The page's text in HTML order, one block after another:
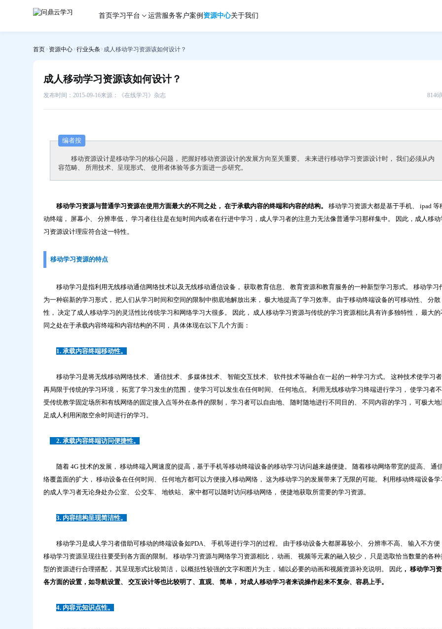
首页学习平台 运营服务客户案例 资源中心关于我们
首页 资源中心 行业头条 成人移动学习资源该如何设计？
成人移动学习资源该如何设计？
发布时间：2015-09-16来源：《在线学习》杂志 8146
编者按
移动资源设计是移动学习的核心问题， 把握好移动资源设计的发展方向至关重要。 未来进行移动学习资源设计时， 我们必须从内
容范畴、 所用技术、呈现形式、 使用者体验等多方面进一步研究。
移动学习资源与普通学习资源在使用方面最大的不同之处， 在于承载内容的终端和内容的结构。 移动学习资源大都是基于手机、 ipad 等
动终端， 屏幕小、 分辨率低， 学习者往往是在短时间内或者在行进中学习，成人学习者的注意力无法像普通学习那样集中。 因此，成人移动
习资源设计理应符合这一特性。
移动学习资源的特点
移动学习是指利用无线移动通信网络技术以及无线移动通信设备， 获取教育信息、 教育资源和教育服务的一种新型学习形式。 移动学习
为一种崭新的学习形式， 把人们从学习时间和空间的限制中彻底地解放出来， 极大地提高了学习效率。 由于移动终端设备的可移动性、 分散
性， 决定了成人移动学习的灵活性比传统学习和网络学习大很多。 因此， 成人移动学习资源与传统的学习资源相比具有许多独特性， 最大的
同之处在于承载内容终端和内容结构的不同， 具体体现在以下几个方面：
1. 承载内容终端移动性。
移动学习是将无线移动网络技术、 通信技术、 多媒体技术、 智能交互技术、 软件技术等融合在一起的一种学习方式。 这种技术使学习
再局限于传统的学习环境， 拓宽了学习发生的范围， 使学习可以发生在任何时间、 任何地点。 利用无线移动学习终端进行学习， 使学习者
受传统教学固定场所和有线网络的固定接入点等外在条件的限制， 学习者可以自由地、 随时随地进行不同目的、 不同内容的学习， 可极大地
足成人利用闲散空余时间进行的学习。
2. 承载内容终端访问便捷性。
随着 4G 技术的发展， 移动终端入网速度的提高，基于手机等移动终端设备的移动学习访问越来越便捷。 随着移动网络带宽的提高、 通
络覆盖面的扩大， 移动设备在任何时间、 任何地方都可以方便接入移动网络， 这为移动学习的发展带来了无限的可能。 利用移动终端设备学
的成人学习者无论身处办公室、 公交车、 地铁站、 家中都可以随时访问移动网络， 便捷地获取所需要的学习资源。
3. 内容结构呈现简洁性。
移动学习是成人学习者借助可移动的终端设备如PDA、 手机等进行学习的过程。 由于移动设备大都屏幕较小、 分辨率不高、 输入不方便
移动学习资源呈现往往要受到各方面的限制。 移动学习资源与网络学习资源相比， 动画、 视频等元素的融入较少， 只是选取恰当数量的各种
型的资源进行合理搭配， 其呈现形式比较简洁， 以概括性较强的文字和图片为主， 辅以必要的动画和视频资源补充说明。 因此， 移动学习
各方面的设置，如导航设置、 交互设计等也比较明了、直观、 简单， 对成人移动学习者来说操作起来不复杂、容易上手。
4. 内容元知识点性。